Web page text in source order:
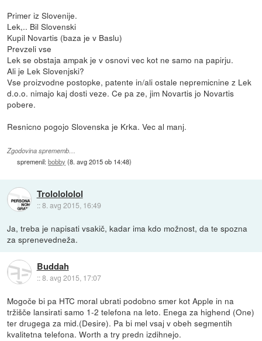
Primer iz Slovenije.
Lek,.. Bil Slovenski
Kupil Novartis (baza je v Baslu)
Prevzeli vse
Lek se obstaja ampak je v osnovi vec kot ne samo na papirju.
Ali je Lek Slovenjski?
Vse proizvodne postopke, patente in/ali ostale nepremicnine z Lek
d.o.o. nimajo kaj dosti veze. Ce pa ze, jim Novartis jo Novartis
pobere.
Resnicno pogojo Slovenska je Krka. Vec al manj.
Zgodovina sprememb…
spremenil:bobby (8. avg 2015 ob 14:48)
Trololololol
::8. avg 2015, 16:49
Ja, treba je napisati vsakič, kadar ima kdo možnost, da te spozna
za sprenevedneža.
Buddah
::8. avg 2015, 17:07
Mogoče bi pa HTC moral ubrati podobno smer kot Apple in na
tržišče lansirati samo 1-2 telefona na leto. Enega za highend (One)
ter drugega za mid.(Desire). Pa bi mel vsaj v obeh segmentih
kvalitetna telefona. Worth a try predn izdihnejo.